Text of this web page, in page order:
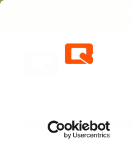
+31
Home Palets de